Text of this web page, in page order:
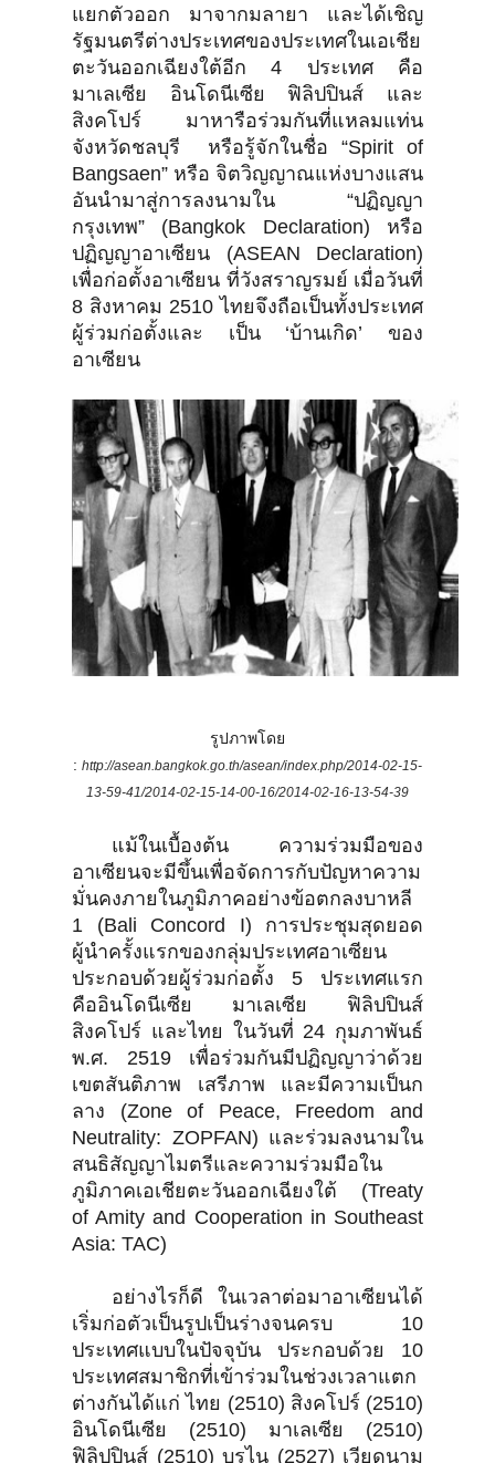
แยกตัวออก มาจากมลายา และได้เชิญ
รัฐมนตรีต่างประเทศของประเทศในเอเชีย
ตะวันออกเฉียงใต้อีก 4 ประเทศ คือ
มาเลเซีย อินโดนีเซีย ฟิลิปปินส์ และ
สิงคโปร์ มาหารือร่วมกันที่แหลมแท่น
จังหวัดชลบุรี หรือรู้จักในชื่อ “Spirit of
Bangsaen” หรือ จิตวิญญาณแห่งบางแสน
อันนำมาสู่การลงนามใน “ปฏิญญา
กรุงเทพ” (Bangkok Declaration) หรือ
ปฏิญญาอาเซียน (ASEAN Declaration)
เพื่อก่อตั้งอาเซียน ที่วังสราญรมย์ เมื่อวันที่
8 สิงหาคม 2510 ไทยจึงถือเป็นทั้งประเทศ
ผู้ร่วมก่อตั้งและ เป็น ‘บ้านเกิด’ ของ
อาเซียน
รูปภาพโดย
: http://asean.bangkok.go.th/asean/index.php/2014-02-15-
13-59-41/2014-02-15-14-00-16/2014-02-16-13-54-39
แม้ในเบื้องต้น ความร่วมมือของ
อาเซียนจะมีขึ้นเพื่อจัดการกับปัญหาความ
มั่นคงภายในภูมิภาคอย่างข้อตกลงบาหลี
1 (Bali Concord I) การประชุมสุดยอด
ผู้นำครั้งแรกของกลุ่มประเทศอาเซียน
ประกอบด้วยผู้ร่วมก่อตั้ง 5 ประเทศแรก
คืออินโดนีเซีย มาเลเซีย ฟิลิปปินส์
สิงคโปร์ และไทย ในวันที่ 24 กุมภาพันธ์
พ.ศ. 2519 เพื่อร่วมกันมีปฏิญญาว่าด้วย
เขตสันติภาพ เสรีภาพ และมีความเป็นก
ลาง (Zone of Peace, Freedom and
Neutrality: ZOPFAN) และร่วมลงนามใน
สนธิสัญญาไมตรีและความร่วมมือใน
ภูมิภาคเอเชียตะวันออกเฉียงใต้ (Treaty
of Amity and Cooperation in Southeast
Asia: TAC)
อย่างไรก็ดี ในเวลาต่อมาอาเซียนได้
เริ่มก่อตัวเป็นรูปเป็นร่างจนครบ 10
ประเทศแบบในปัจจุบัน ประกอบด้วย 10
ประเทศสมาชิกที่เข้าร่วมในช่วงเวลาแตก
ต่างกันได้แก่ ไทย (2510) สิงคโปร์ (2510)
อินโดนีเซีย (2510) มาเลเซีย (2510)
ฟิลิปปินส์ (2510) บรูไน (2527) เวียดนาม